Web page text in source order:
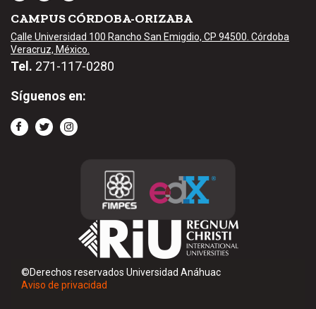
CAMPUS CÓRDOBA-ORIZABA
Calle Universidad 100 Rancho San Emigdio, CP 94500. Córdoba
Veracruz, México.
Tel. 271-117-0280
Síguenos en:
©Derechos reservados Universidad Anáhuac
Aviso de privacidad